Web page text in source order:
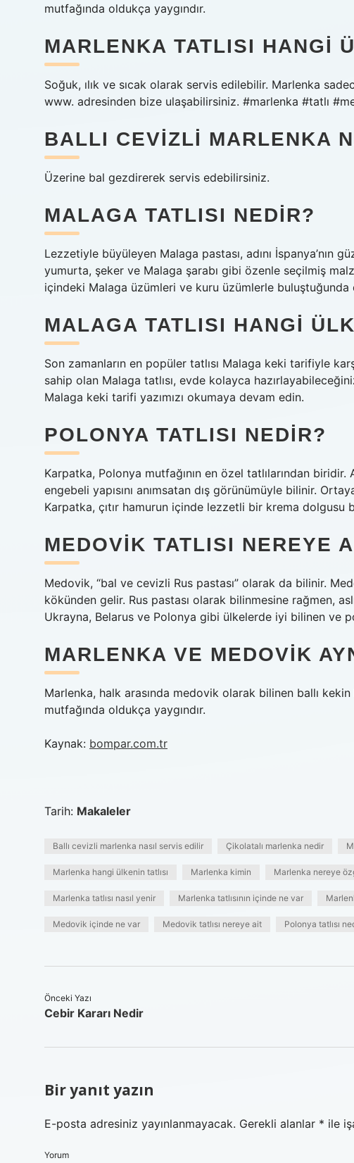
mutfağında oldukça yaygındır.
MARLENKA TATLISI HANGI
Soğuk, ılık ve sıcak olarak servis edilebilir. Marlenka
www. adresinden bize ulaşabilirsiniz. #marlenka #tatlı
BALLI CEVIZLI MARLENKA
Üzerine bal gezdirerek servis edebilirsiniz.
MALAGA TATLISI NEDIR?
Lezzetiyle büyüleyen Malaga pastası, adını İspanya’nın
yumurta, şeker ve Malaga şarabı gibi özenle seçilmiş
içindeki Malaga üzümleri ve kuru üzümlerle buluştuğunda
MALAGA TATLISI HANGI
Son zamanların en popüler tatlısı Malaga keki tarifiyle
sahip olan Malaga tatlısı, evde kolayca
Malaga keki tarifi yazımızı okumaya devam edin.
POLONYA TATLISI NEDIR?
Karpatka, Polonya mutfağının en özel tatlılarından biridir.
engebeli yapısını anımsatan dış görünümüyle bilinir.
Karpatka, çıtır hamurun içinde lezzetli bir krema dolgusu
MEDOVIK TATLISI NEREYE
Medovik, “bal ve cevizli Rus pastası” olarak da bilinir.
kökünden gelir. Rus pastası olarak bilinmesine rağmen,
Ukrayna, Belarus ve Polonya gibi ülkelerde iyi bilinen ve
MARLENKA VE MEDOVIK
Marlenka, halk arasında medovik olarak bilinen ballı
mutfağında oldukça yaygındır.
Kaynak: bompar.com.tr
Tarih: Makaleler
Ballı cevizli marlenka nasıl servis edilir Çikolatalı marlenka nedir
Marlenka hangi ülkenin tatlısı Marlenka kimin Marlenka nereye
Marlenka tatlısı nasıl yenir Marlenka tatlısının içinde ne var
Medovik içinde ne var Medovik tatlısı nereye ait Polonya tatlısı
Önceki Yazı
Cebir Kararı Nedir
Bir yanıt yazın
E-posta adresiniz yayınlanmayacak. Gerekli alanlar * ile
Yorum